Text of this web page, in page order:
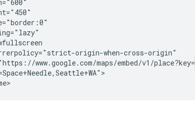
origin-when-cross-origin"
www.google.com/maps/embed/v1/place?key=